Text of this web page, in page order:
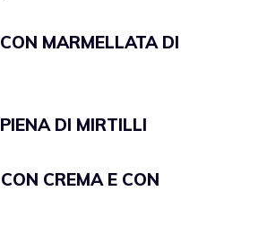
MARMELLATA DI
DI MIRTILLI
CREMA E CON